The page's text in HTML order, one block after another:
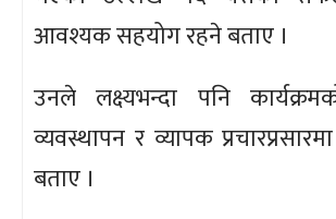
आवश्यक सहयोग रहने बताए ।
उनले लक्ष्यभन्दा पनि
व्यवस्थापन र व्यापक
बताए ।